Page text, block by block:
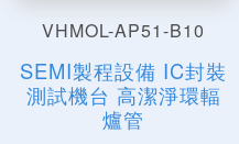
VHMOL-AP51-B10
SEMI製程設備 IC封裝
測試機台 高潔淨環輻
爐管